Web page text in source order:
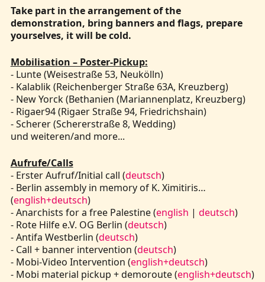
Take part in the arrangement of the
demonstration, bring banners and flags, prepare
yourselves, it will be cold.
Mobilisation – Poster-Pickup:
- Lunte (Weisestraße 53, Neukölln)
- Kalablik (Reichenberger Straße 63A, Kreuzberg)
- New Yorck (Bethanien (Mariannenplatz, Kreuzberg)
- Rigaer94 (Rigaer Straße 94, Friedrichshain)
- Scherer (Schererstraße 8, Wedding)
und weiteren/and more...
Aufrufe/Calls
- Erster Aufruf/Initial call (deutsch)
- Berlin assembly in memory of K. Ximitiris…
(english+deutsch)
- Anarchists for a free Palestine (english | deutsch)
- Rote Hilfe e.V. OG Berlin (deutsch)
- Antifa Westberlin (deutsch)
- Call + banner intervention (deutsch)
- Mobi-Video Intervention (english+deutsch)
- Mobi material pickup + demoroute (english+deutsch)